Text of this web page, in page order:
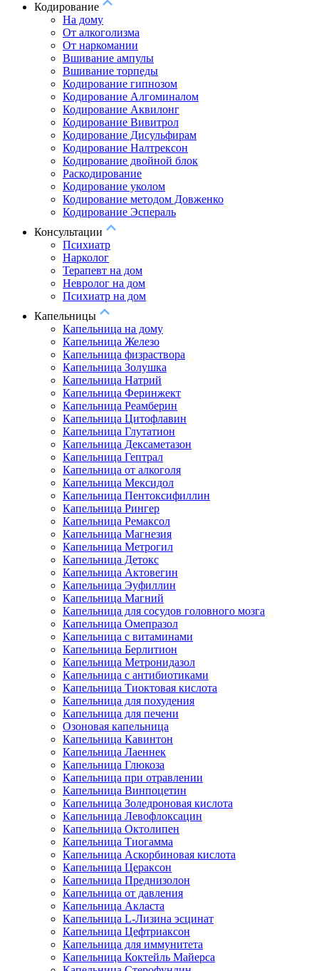
Кодирование
На дому
От алкоголизма
От наркомании
Вшивание ампулы
Вшивание торпеды
Кодирование гипнозом
Кодирование Алгоминалом
Кодирование Аквилонг
Кодирование Вивитрол
Кодирование Дисульфирам
Кодирование Налтрексон
Кодирование двойной блок
Раскодирование
Кодирование уколом
Кодирование методом Довженко
Кодирование Эспераль
Консультации
Психиатр
Нарколог
Терапевт на дом
Невролог на дом
Психиатр на дом
Капельницы
Капельница на дому
Капельница Железо
Капельница физраствора
Капельница Золушка
Капельница Натрий
Капельница Феринжект
Капельница Реамберин
Капельница Цитофлавин
Капельница Глутатион
Капельница Дексаметазон
Капельница Гептрал
Капельница от алкоголя
Капельница Мексидол
Капельница Пентоксифиллин
Капельница Рингер
Капельница Ремаксол
Капельница Магнезия
Капельница Метрогил
Капельница Детокс
Капельница Актовегин
Капельница Эуфиллин
Капельница Магний
Капельница для сосудов головного мозга
Капельница Омепразол
Капельница с витаминами
Капельница Берлитион
Капельница Метронидазол
Капельница с антибиотиками
Капельница Тиоктовая кислота
Капельница для похудения
Капельница для печени
Озоновая капельница
Капельница Кавинтон
Капельница Лаеннек
Капельница Глюкоза
Капельница при отравлении
Капельница Винпоцетин
Капельница Золедроновая кислота
Капельница Левофлоксацин
Капельница Октолипен
Капельница Тиогамма
Капельница Аскорбиновая кислота
Капельница Цераксон
Капельница Преднизолон
Капельница от давления
Капельница Акласта
Капельница L-Лизина эсцинат
Капельница Цефтриаксон
Капельница для иммунитета
Капельница Коктейль Майерса